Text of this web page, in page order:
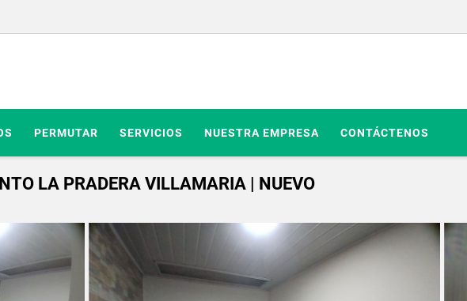
PERMUTAR SERVICIOS NUESTRA EMPRESA CONTÁCTENOS
LA PRADERA VILLAMARIA | NUEVO